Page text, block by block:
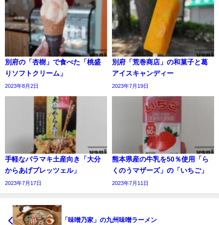
別府の「杏樹」で食べた「桃盛
りソフトクリーム」
2023年8月2日
別府「荒巻商店」の和菓子と葛
アイスキャンディー
2023年7月19日
手軽なバラマキ土産向き「大分
からあげプレッツェル」
2023年7月17日
熊本県産の牛乳を50％使用「ら
くのうマザーズ」の「いちご」
2023年7月11日
「味噌乃家」の九州味噌ラーメン